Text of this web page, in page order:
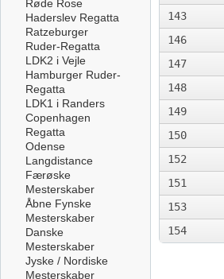
Røde Rose
Haderslev Regatta
Ratzeburger
Ruder-Regatta
LDK2 i Vejle
Hamburger Ruder-
Regatta
LDK1 i Randers
Copenhagen
Regatta
Odense
Langdistance
Færøske
Mesterskaber
Åbne Fynske
Mesterskaber
Danske
Mesterskaber
Jyske / Nordiske
Mesterskaber
143
146
147
148
149
150
152
151
153
154